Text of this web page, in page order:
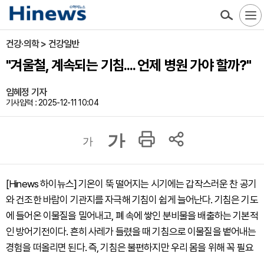
건강·의학 > 건강일반
"겨울철, 계속되는 기침.... 언제 병원 가야 할까?"
임혜정 기자
기사입력 : 2025-12-11 10:04
가 가
[Hinews 하이뉴스] 기온이 뚝 떨어지는 시기에는 갑작스러운 찬 공기
와 건조한 바람이 기관지를 자극해 기침이 쉽게 늘어난다. 기침은 기도
에 들어온 이물질을 밀어내고, 폐 속에 쌓인 분비물을 배출하는 기본적
인 방어기전이다. 흔히 사레가 들렸을 때 기침으로 이물질을 뱉어내는
경험을 떠올리면 된다. 즉, 기침은 불편하지만 우리 몸을 위해 꼭 필요